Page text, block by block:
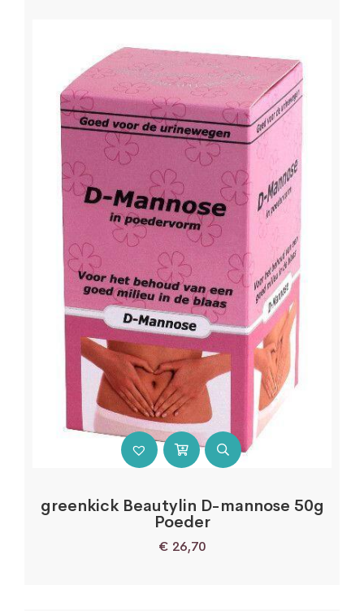
greenkick Beautylin D-mannose 50g
Poeder
€ 26,70